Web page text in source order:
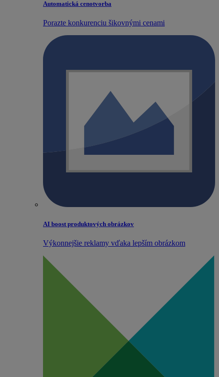
Automatická cenotvorba
Porazte konkurenciu šikovnými cenami
AI boost produktových obrázkov
Výkonnejšie reklamy vďaka lepším obrázkom